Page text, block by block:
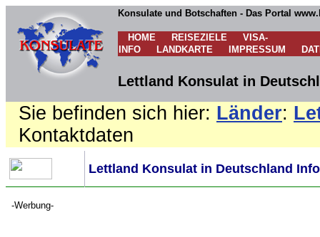
Konsulate und Botschaften - Das Portal
HOME REISEZIELE
VISA-
INFO
LANDKARTE IMPRESSUM
Lettland Konsulat in
Sie befinden sich hier: Länder:
Kontaktdaten
Lettland Konsulat in Deutschland
-Werbung-